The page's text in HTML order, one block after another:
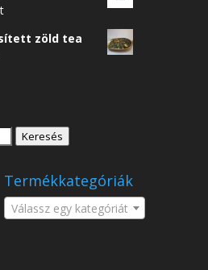
Ártartomány:
.950 Ft
zöld tea
Ft
Keresés
Termékkategóriák
Válassz egy kategóriát